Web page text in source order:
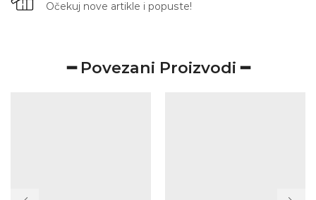
Očekuj nove artikle i popuste!
━ Povezani Proizvodi ━